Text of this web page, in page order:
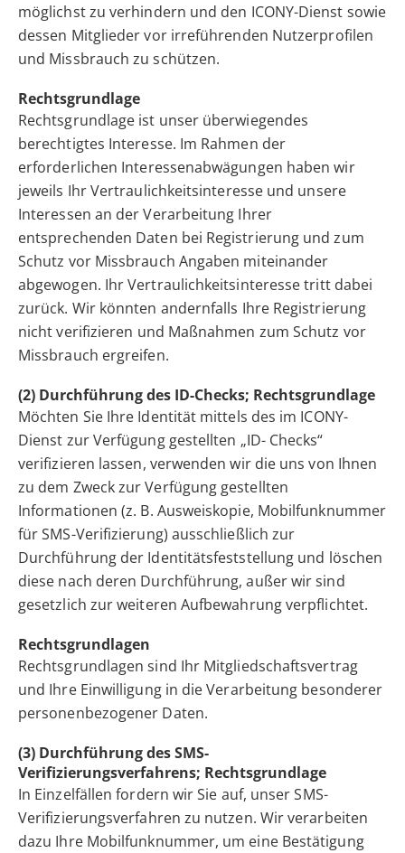
möglichst zu verhindern und den ICONY-Dienst sowie
dessen Mitglieder vor irreführenden Nutzerprofilen
und Missbrauch zu schützen.
Rechtsgrundlage
Rechtsgrundlage ist unser überwiegendes
berechtigtes Interesse. Im Rahmen der
erforderlichen Interessenabwägungen haben wir
jeweils Ihr Vertraulichkeitsinteresse und unsere
Interessen an der Verarbeitung Ihrer
entsprechenden Daten bei Registrierung und zum
Schutz vor Missbrauch Angaben miteinander
abgewogen. Ihr Vertraulichkeitsinteresse tritt dabei
zurück. Wir könnten andernfalls Ihre Registrierung
nicht verifizieren und Maßnahmen zum Schutz vor
Missbrauch ergreifen.
(2) Durchführung des ID-Checks; Rechtsgrundlage
Möchten Sie Ihre Identität mittels des im ICONY-
Dienst zur Verfügung gestellten „ID- Checks“
verifizieren lassen, verwenden wir die uns von Ihnen
zu dem Zweck zur Verfügung gestellten
Informationen (z. B. Ausweiskopie, Mobilfunknummer
für SMS-Verifizierung) ausschließlich zur
Durchführung der Identitätsfeststellung und löschen
diese nach deren Durchführung, außer wir sind
gesetzlich zur weiteren Aufbewahrung verpflichtet.
Rechtsgrundlagen
Rechtsgrundlagen sind Ihr Mitgliedschaftsvertrag
und Ihre Einwilligung in die Verarbeitung besonderer
personenbezogener Daten.
(3) Durchführung des SMS-
Verifizierungsverfahrens; Rechtsgrundlage
In Einzelfällen fordern wir Sie auf, unser SMS-
Verifizierungsverfahren zu nutzen. Wir verarbeiten
dazu Ihre Mobilfunknummer, um eine Bestätigung